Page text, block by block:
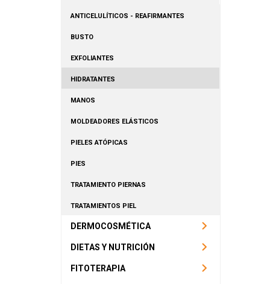
ANTICELULÍTICOS - REAFIRMANTES
BUSTO
EXFOLIANTES
HIDRATANTES
MANOS
MOLDEADORES ELÁSTICOS
PIELES ATÓPICAS
PIES
TRATAMIENTO PIERNAS
TRATAMIENTOS PIEL
DERMOCOSMÉTICA
DIETAS Y NUTRICIÓN
FITOTERAPIA